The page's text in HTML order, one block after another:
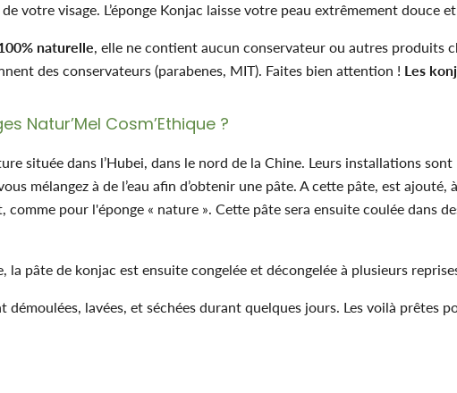
votre visage. L’éponge Konjac laisse votre peau extrêmement douce
naturelle, elle ne contient aucun conservateur ou autres produits
des conservateurs (parabenes, MIT). Faites bien attention ! Les
Natur’Mel Cosm’Ethique ?
située dans l’Hubei, dans le nord de la Chine. Leurs installations
mélangez à de l’eau afin d’obtenir une pâte. A cette pâte, est
pour l'éponge « nature ». Cette pâte sera ensuite coulée dans
pâte de konjac est ensuite congelée et décongelée à plusieurs
lavées, et séchées durant quelques jours. Les voilà prêtes